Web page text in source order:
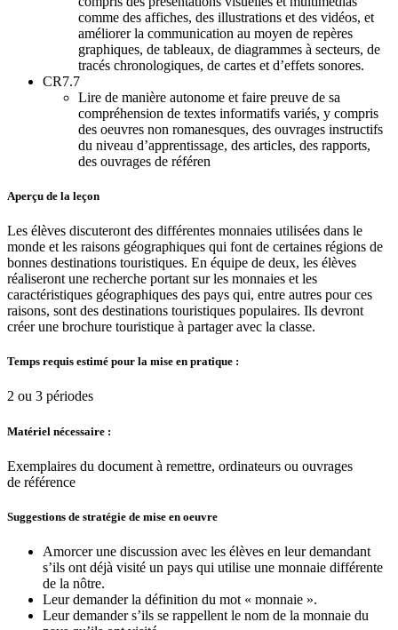
comme des affiches, des illustrations et des vidéos, et
améliorer la communication au moyen de repères
graphiques, de tableaux, de diagrammes à secteurs, de
tracés chronologiques, de cartes et d’effets sonores.
CR7.7
Lire de manière autonome et faire preuve de sa
compréhension de textes informatifs variés, y compris
des oeuvres non romanesques, des ouvrages instructifs
du niveau d’apprentissage, des articles, des rapports,
des ouvrages de référen
Aperçu de la leçon
Les élèves discuteront des différentes monnaies utilisées dans le
monde et les raisons géographiques qui font de certaines régions de
bonnes destinations touristiques. En équipe de deux, les élèves
réaliseront une recherche portant sur les monnaies et les
caractéristiques géographiques des pays qui, entre autres pour ces
raisons, sont des destinations touristiques populaires. Ils devront
créer une brochure touristique à partager avec la classe.
Temps requis estimé pour la mise en pratique :
2 ou 3 périodes
Matériel nécessaire :
Exemplaires du document à remettre, ordinateurs ou ouvrages
de référence
Suggestions de stratégie de mise en oeuvre
Amorcer une discussion avec les élèves en leur demandant
s’ils ont déjà visité un pays qui utilise une monnaie différente
de la nôtre.
Leur demander la définition du mot « monnaie ».
Leur demander s’ils se rappellent le nom de la monnaie du